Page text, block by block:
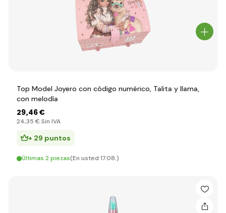
Top Model Joyero con código numérico, Talita y llama,
con melodía
29,46 €
24,35 € Sin IVA
+ 29 puntos
Últimas 2 piezas(En usted 17.08.)